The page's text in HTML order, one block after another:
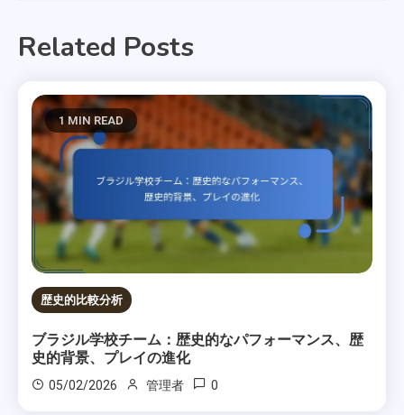
Related Posts
1 MIN READ
歴史的比較分析
ブラジル学校チーム：歴史的なパフォーマンス、歴
史的背景、プレイの進化
05/02/2026 管理者 0